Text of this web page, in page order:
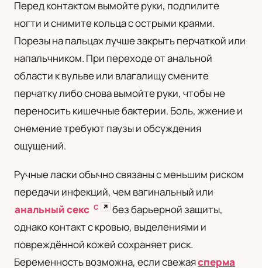
Перед контактом вымойте руки, подпилите
ногти и снимите кольца с острыми краями.
Порезы на пальцах лучше закрыть перчаткой или
напальчником. При переходе от анальной
области к вульве или влагалищу смените
перчатку либо снова вымойте руки, чтобы не
переносить кишечные бактерии. Боль, жжение и
онемение требуют паузы и обсуждения
ощущений.
Ручные ласки обычно связаны с меньшим риском
передачи инфекций, чем вагинальный или
анальный секс С ↗ без барьерной защиты,
однако контакт с кровью, выделениями и
повреждённой кожей сохраняет риск.
Беременность возможна, если свежаясперма